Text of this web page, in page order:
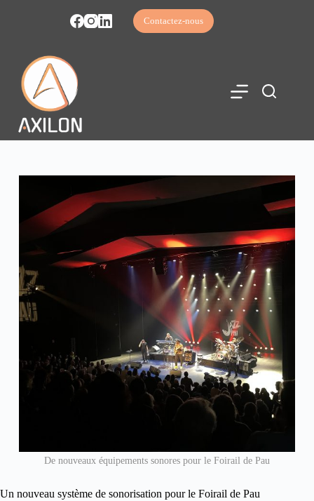
Contactez-nous
De nouveaux équipements sonores pour le Foirail de Pau
Un nouveau système de sonorisation pour le Foirail de Pau